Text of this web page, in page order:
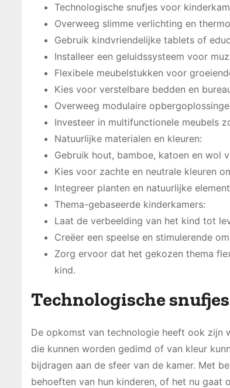
Technologische snufjes voor
Overweeg slimme verlichting en
Gebruik kindvriendelijke tablets of
Installeer een geluidssysteem voor
Flexibele meubelstukken voor
Kies voor verstelbare bedden en
Overweeg modulaire
Investeer in multifunctionele meubels
Natuurlijke materialen en kleuren:
Gebruik hout, bamboe, katoen en wol
Kies voor zachte en neutrale kleuren
Integreer planten en natuurlijke
Thema-gebaseerde kinderkamers:
Laat de verbeelding van het kind tot
Creëer een speelse en stimulerende
Zorg ervoor dat het gekozen thema
kind.
Technologische
De opkomst van technologie heeft ook zijn
die kunnen worden gedimd of van kleur
bijdragen aan de sfeer van de kamer. Met
behoeften van hun kinderen, of het nu gaat